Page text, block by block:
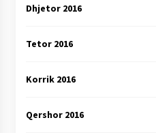
Dhjetor 2016
Tetor 2016
Korrik 2016
Qershor 2016